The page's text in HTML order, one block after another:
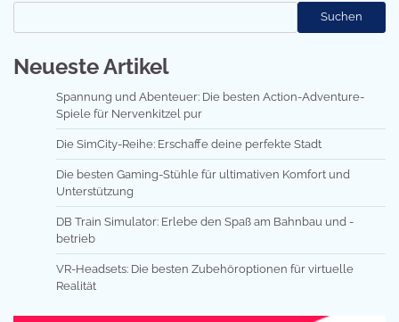
Suchen
Neueste Artikel
Spannung und Abenteuer: Die besten Action-Adventure-
Spiele für Nervenkitzel pur
Die SimCity-Reihe: Erschaffe deine perfekte Stadt
Die besten Gaming-Stühle für ultimativen Komfort und
Unterstützung
DB Train Simulator: Erlebe den Spaß am Bahnbau und -
betrieb
VR-Headsets: Die besten Zubehöroptionen für virtuelle
Realität